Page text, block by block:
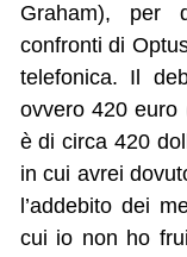
Graham), per
confronti di
telefonica. Il
ovvero 420 euro
è di circa 420
in cui avrei
l’addebito dei
cui io non ho